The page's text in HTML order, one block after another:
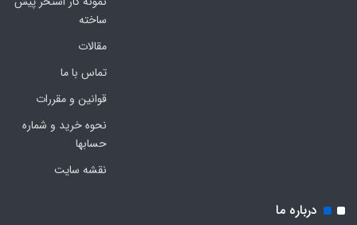
ساخته
مقالات
تماس با ما
قوانین و مقررات
نحوه خرید و شماره
حسابها
نقشه سایت
درباره ما